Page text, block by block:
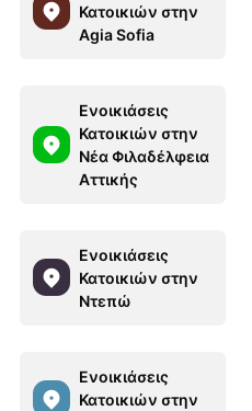
Κατοικιών στην
Agia Sofia
Ενοικιάσεις
Κατοικιών στην
Νέα Φιλαδέλφεια
Αττικής
Ενοικιάσεις
Κατοικιών στην
Ντεπώ
Ενοικιάσεις
Κατοικιών στην